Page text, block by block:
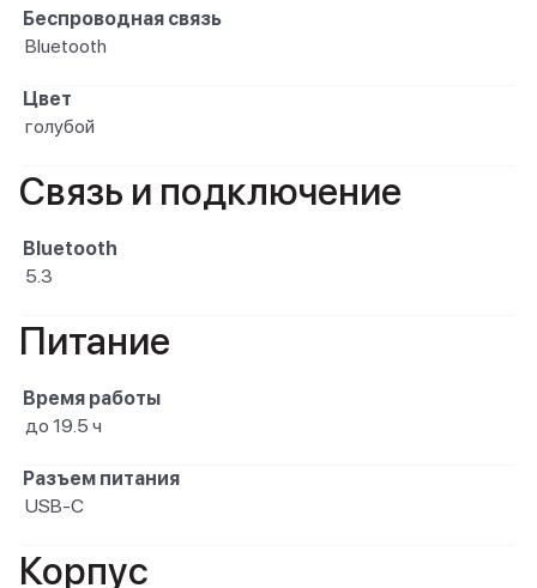
Беспроводная связь
Bluetooth
Цвет
голубой
Связь и подключение
Bluetooth
5.3
Питание
Время работы
до 19.5 ч
Разъем питания
USB-C
Корпус